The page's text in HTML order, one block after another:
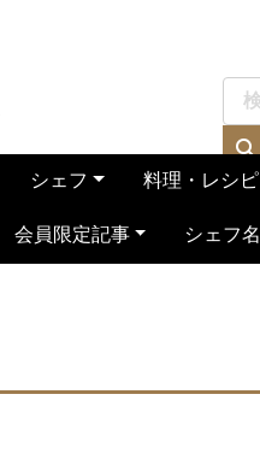
シェフ 料理・レシピ
会員限定記事 シェフ